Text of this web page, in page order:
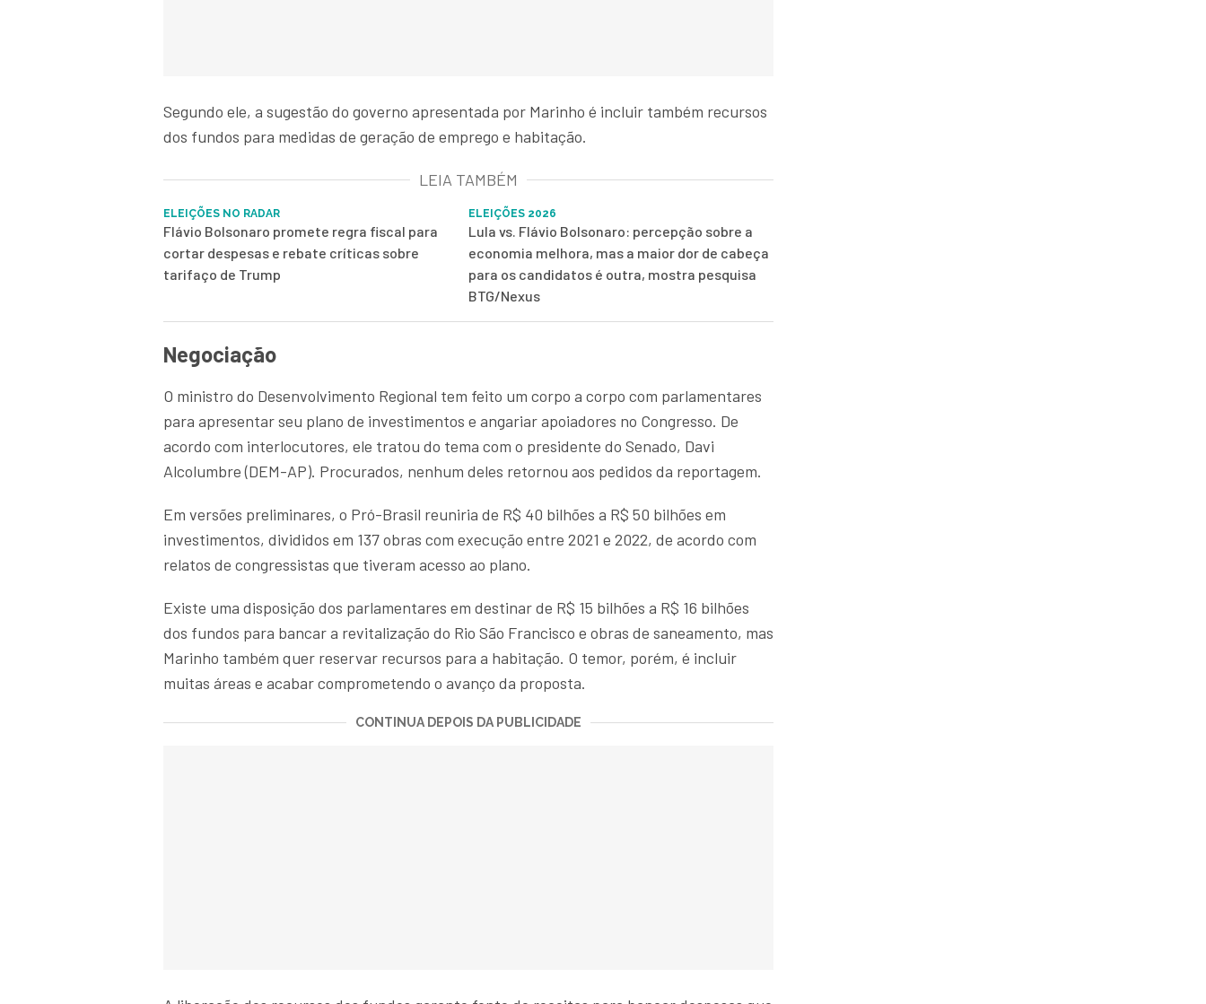
Segundo ele, a sugestão do governo apresentada por Marinho é incluir também recursos
dos fundos para medidas de geração de emprego e habitação.
LEIA TAMBÉM
ELEIÇÕES NO RADAR
Flávio Bolsonaro promete regra fiscal para
cortar despesas e rebate críticas sobre
tarifaço de Trump
ELEIÇÕES 2026
Lula vs. Flávio Bolsonaro: percepção sobre a
economia melhora, mas a maior dor de cabeça
para os candidatos é outra, mostra pesquisa
BTG/Nexus
Negociação
O ministro do Desenvolvimento Regional tem feito um corpo a corpo com parlamentares
para apresentar seu plano de investimentos e angariar apoiadores no Congresso. De
acordo com interlocutores, ele tratou do tema com o presidente do Senado, Davi
Alcolumbre (DEM-AP). Procurados, nenhum deles retornou aos pedidos da reportagem.
Em versões preliminares, o Pró-Brasil reuniria de R$ 40 bilhões a R$ 50 bilhões em
investimentos, divididos em 137 obras com execução entre 2021 e 2022, de acordo com
relatos de congressistas que tiveram acesso ao plano.
Existe uma disposição dos parlamentares em destinar de R$ 15 bilhões a R$ 16 bilhões
dos fundos para bancar a revitalização do Rio São Francisco e obras de saneamento, mas
Marinho também quer reservar recursos para a habitação. O temor, porém, é incluir
muitas áreas e acabar comprometendo o avanço da proposta.
CONTINUA DEPOIS DA PUBLICIDADE